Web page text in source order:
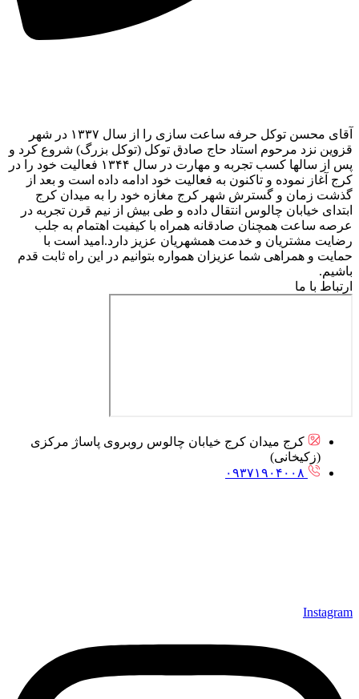
آقای محسن توکل حرفه ساعت سازی را از سال ۱۳۳۷ در شهر
قزوین نزد مرحوم استاد حاج صادق توکل (توکل بزرگ) شروع کرد و
پس از سالها کسب تجربه و مهارت در سال ۱۳۴۴ فعالیت خود را در
کرج آغاز نموده و تاکنون به فعالیت خود ادامه داده است و بعد از
گذشت زمان و گسترش شهر کرج مغازه خود را به میدان کرج
ابتدای خیابان چالوس انتقال داده و طی بیش از نیم قرن تجربه در
عرصه ساعت همچنان صادقانه همراه با کیفیت اهتمام به جلب
رضایت مشتریان و خدمت همشهریان عزیز دارد.امید است با
حمایت و همراهی شما عزیزان همواره بتوانیم در این راه ثابت قدم
باشیم.
ارتباط با ما
کرج میدان کرج خیابان چالوس روبروی پاساژ مرکزی
(زکیخانی)
۰۹۳۷۱۹۰۴۰۰۸
Instagram